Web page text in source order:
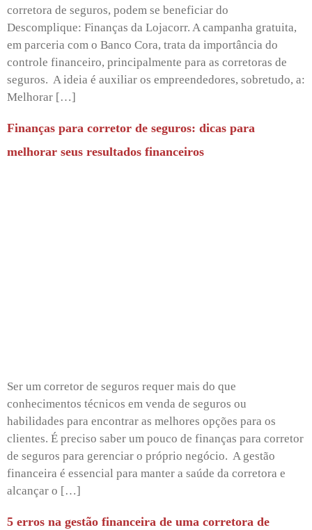
corretora de seguros, podem se beneficiar do
Descomplique: Finanças da Lojacorr. A campanha gratuita,
em parceria com o Banco Cora, trata da importância do
controle financeiro, principalmente para as corretoras de
seguros. A ideia é auxiliar os empreendedores, sobretudo, a:
Melhorar […]
Finanças para corretor de seguros: dicas para
melhorar seus resultados financeiros
Ser um corretor de seguros requer mais do que
conhecimentos técnicos em venda de seguros ou
habilidades para encontrar as melhores opções para os
clientes. É preciso saber um pouco de finanças para corretor
de seguros para gerenciar o próprio negócio. A gestão
financeira é essencial para manter a saúde da corretora e
alcançar o […]
5 erros na gestão financeira de uma corretora de